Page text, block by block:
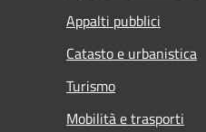
Appalti pubblici
Catasto e urbanistica
Turismo
Mobilità e trasporti